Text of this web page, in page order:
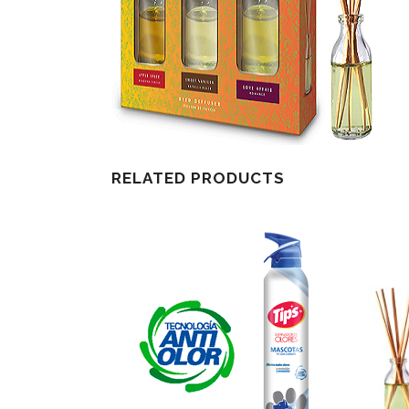
RELATED PRODUCTS